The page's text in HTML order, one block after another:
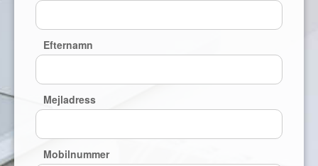
Efternamn
Mejladress
Mobilnummer